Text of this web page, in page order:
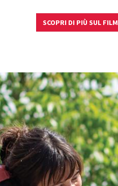
SCOPRI DI PIÙ SUL FILM